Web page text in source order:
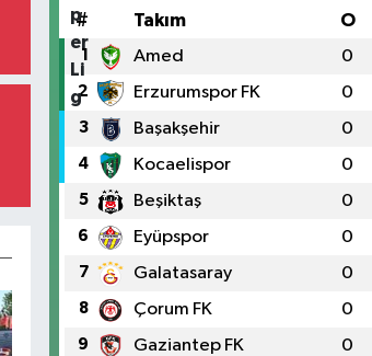
# Takım O
1 Amed 0
2 Erzurumspor FK 0
3 Başakşehir 0
4 Kocaelispor 0
5 Beşiktaş 0
6 Eyüpspor 0
7 Galatasaray 0
8 Çorum FK 0
9 Gaziantep FK 0